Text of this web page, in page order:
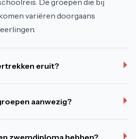
De groepen die bij
variëren doorgaans
eruit?
aanwezig?
zwemdiploma hebben?